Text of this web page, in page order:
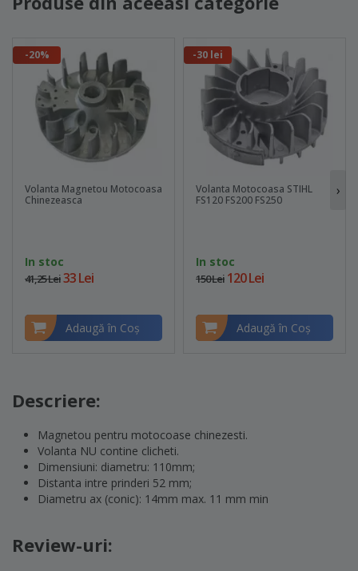
›
-20%
Volanta Magnetou Motocoasa
Chinezeasca
In stoc
41,25 Lei33 Lei
Adaugă în Coş
-30 lei
Volanta Motocoasa STIHL
FS120 FS200 FS250
In stoc
150 Lei 120 Lei
Adaugă în Coş
Descriere:
Magnetou pentru motocoase chinezesti.
Volanta NU contine clicheti.
Dimensiuni: diametru: 110mm;
Distanta intre prinderi 52 mm;
Diametru ax (conic): 14mm max. 11 mm min
Review-uri: